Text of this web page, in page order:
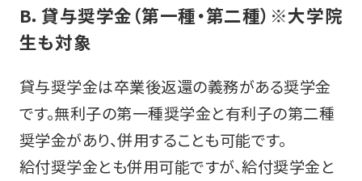
B．貸与奨学金（第一種・第二種） ※大学院
生も対象
貸与奨学金は卒業後返還の義務がある奨学金
です。無利子の第一種奨学金と有利子の第二種
奨学金があり、併用することも可能です。
給付奨学金とも併用可能ですが、給付奨学金と